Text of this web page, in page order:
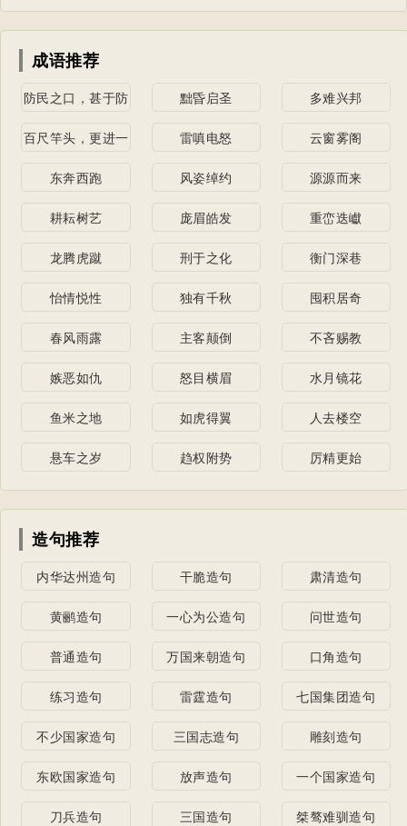
成语推荐
防民之口，甚于防
黜昏启圣 多难兴邦
百尺竿头，更进一
雷嗔电怒 云窗雾阁
东奔西跑 风姿绰约 源源而来
耕耘树艺 庞眉皓发 重峦迭巘
龙腾虎蹴 刑于之化 衡门深巷
怡情悦性 独有千秋 囤积居奇
春风雨露 主客颠倒 不吝赐教
嫉恶如仇 怒目横眉 水月镜花
鱼米之地 如虎得翼 人去楼空
悬车之岁 趋权附势 厉精更始
造句推荐
内华达州造句 干脆造句 肃清造句
黄鹂造句 一心为公造句 问世造句
普通造句 万国来朝造句 口角造句
练习造句 雷霆造句 七国集团造句
不少国家造句 三国志造句 雕刻造句
东欧国家造句 放声造句 一个国家造句
刀兵造句 三国造句 桀骜难驯造句